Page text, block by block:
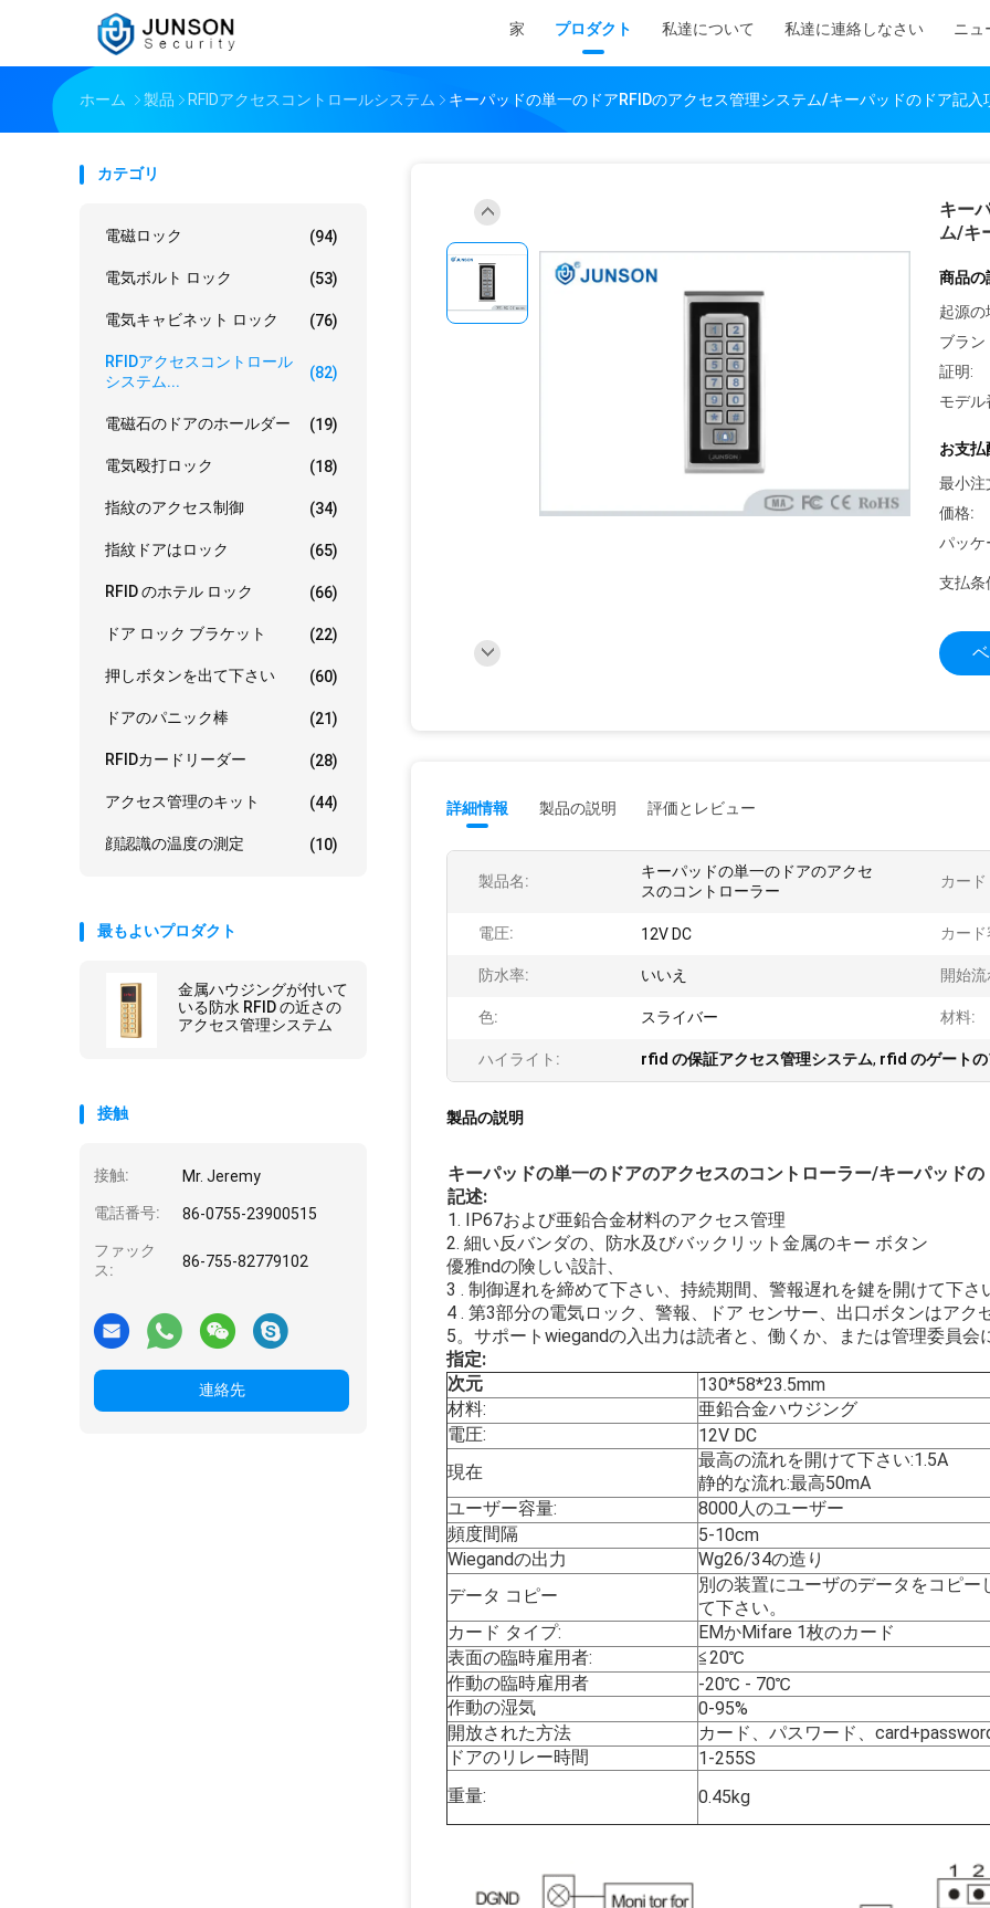
家 プロダクト 私達について 私達に連絡しなさい ニュ
ホーム 製品 RFIDアクセスコントロールシステム キーパッドの単一のドアRFIDのアクセス管理システム/キーパッドのドア記
カテゴリ
電磁ロック (94)
電気ボルト ロック (53)
電気キャビネット ロック (76)
RFIDアクセスコントロール
システム...
(82)
電磁石のドアのホールダー (19)
電気殴打ロック (18)
指紋のアクセス制御 (34)
指紋ドアはロック (65)
RFID のホテル ロック (66)
ドア ロック ブラケット (22)
押しボタンを出て下さい (60)
ドアのパニック棒 (21)
RFIDカードリーダー (28)
アクセス管理のキット (44)
顔認識の温度の測定 (10)
最もよいプロダクト
金属ハウジングが付いて
いる防水 RFID の近さの
アクセス管理システム
接触
接触: Mr. Jeremy
電話番号: 86-0755-23900515
ファック
ス:
86-755-82779102
連絡先
キー
ム/キ
商品の
起源の
ブラン
証明:
モデル
お支払
最小注
価格:
パッケ
支払条
詳細情報 製品の説明 評価とレビュー
製品名:
キーパッドの単一のドアのアクセ
スのコントローラー
カー
電圧: 12V DC カー
防水率: いいえ 開始
色: スライバー 材料:
ハイライト: rfid の保証アクセス管理システム, rfid のゲート
製品の説明
キーパッドの単一のドアのアクセスのコントローラー/キーパッド
記述:
1. IP67および亜鉛合金材料のアクセス管理
2. 細い反バンダの、防水及びバックリット金属のキー ボタン
優雅ndの険しい設計、
3 . 制御遅れを締めて下さい、持続期間、警報遅れを鍵を開けて下さ
4 . 第3部分の電気ロック、警報、ドア センサー、出口ボタンはア
5。サポートwiegandの入出力は読者と、働くか、または管理委員
指定:
次元
130*58*23.5mm
材料:
亜鉛合金ハウジング
電圧:
12V DC
現在
最高の流れを開けて下さい:1.5A
静的な流れ:最高50mA
ユーザー容量:
8000人のユーザー
頻度間隔
5-10cm
Wiegandの出力
Wg26/34の造り
データ コピー
別の装置にユーザのデータをコピー
て下さい。
カード タイプ:
EMかMifare 1枚のカード
表面の臨時雇用者:
≦20℃
作動の臨時雇用者
-20℃ - 70℃
作動の湿気
0-95%
開放された方法
カード、パスワード、
ドアのリレー時間
1-255S
重量:
0.45kg